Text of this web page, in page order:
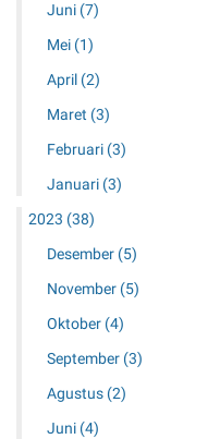
Juni (7)
Mei (1)
April (2)
Maret (3)
Februari (3)
Januari (3)
2023 (38)
Desember (5)
November (5)
Oktober (4)
September (3)
Agustus (2)
Juni (4)